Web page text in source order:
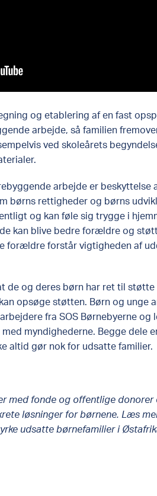
og etablering af en fast
arbejde, så familien
ved skoleårets
arbejde er beskyttelse
børns rettigheder og børns
og kan føle sig trygge i
kan blive bedre forældre og
forældre forstår vigtigheden af
de og deres børn har ret til støtte
opsøge støtten. Børn og unge
fra SOS Børnebyerne og
myndighederne. Begge dele
altid gør nok for udsatte familier.
med fonde og offentlige
løsninger for børnene. Læs
udsatte børnefamilier i